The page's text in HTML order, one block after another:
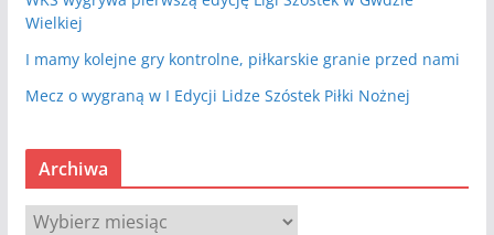
Wielkiej
I mamy kolejne gry kontrolne, piłkarskie granie przed nami
Mecz o wygraną w I Edycji Lidze Szóstek Piłki Nożnej
Archiwa
A